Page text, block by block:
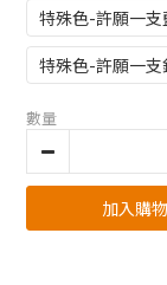
特殊色-許願一
特殊色-許願一
數量
加入購